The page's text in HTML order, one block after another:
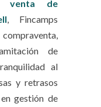
venta de
, Fincamps
de
al
y retrasos
gestión de